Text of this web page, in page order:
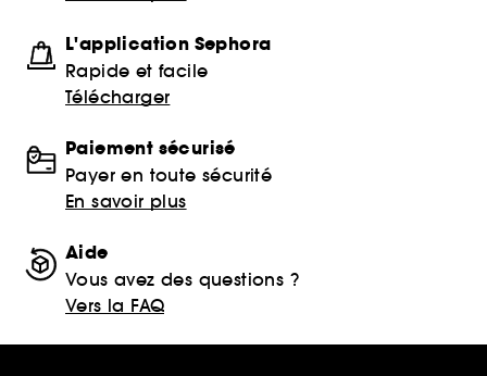
L'application Sephora
Rapide et facile
Télécharger
Paiement sécurisé
Payer en toute sécurité
En savoir plus
Aide
Vous avez des questions ?
Vers la FAQ